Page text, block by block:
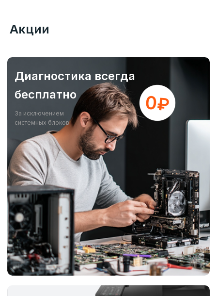
Акции
Диагностика всегда
бесплатно
За исключением
системных блоков